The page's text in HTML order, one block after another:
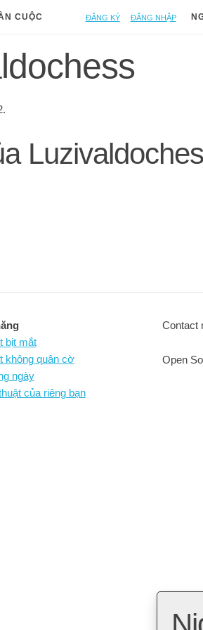
CUỘC Đăng ký Đăng nhập
bịt mắt
không quân cờ
ngày
của riêng bạn
Contact
Open